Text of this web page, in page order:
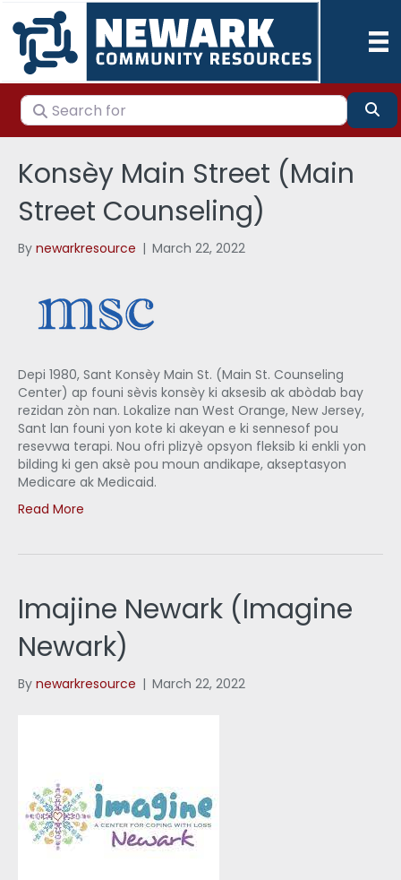
Search for
Konsèy Main Street (Main
Street Counseling)
By newarkresource | March 22, 2022
Depi 1980, Sant Konsèy Main St. (Main St. Counseling
Center) ap founi sèvis konsèy ki aksesib ak abòdab bay
rezidan zòn nan. Lokalize nan West Orange, New Jersey,
Sant lan founi yon kote ki akeyan e ki sennesof pou
resevwa terapi. Nou ofri plizyè opsyon fleksib ki enkli yon
bilding ki gen aksè pou moun andikape, akseptasyon
Medicare ak Medicaid.
Read More
Imajine Newark (Imagine
Newark)
By newarkresource | March 22, 2022